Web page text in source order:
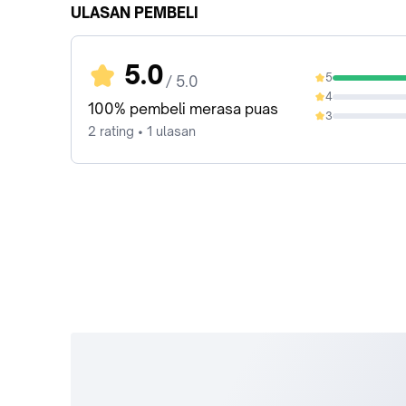
ULASAN PEMBELI
5.0 / 5.0
100% pembeli merasa puas
2 rating • 1 ulasan
5
100%
4
0%
3
0%